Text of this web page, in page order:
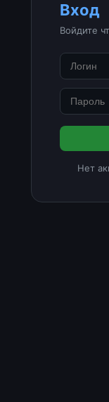
Вход
Войдите
Нет